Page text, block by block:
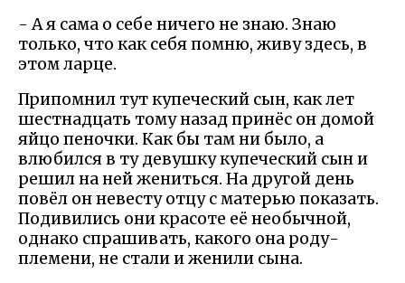
- А я сама о себе ничего не знаю. Знаю
только, что как себя помню, живу здесь, в
этом ларце.
Припомнил тут купеческий сын, как лет
шестнадцать тому назад принёс он домой
яйцо пеночки. Как бы там ни было, а
влюбился в ту девушку купеческий сын и
решил на ней жениться. На другой день
повёл он невесту отцу с матерью показать.
Подивились они красоте её необычной,
однако спрашивать, какого она роду-
племени, не стали и женили сына.